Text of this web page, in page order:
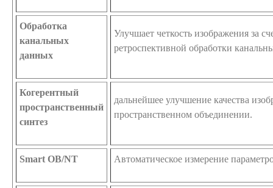
Обработка
канальных
данных
Улучшает четкость изображения за
ретроспективной обработки
Когерентный
пространственный
синтез
дальнейшее улучшение качества
пространственном объединении.
Smart OB/NT Автоматическое измерение